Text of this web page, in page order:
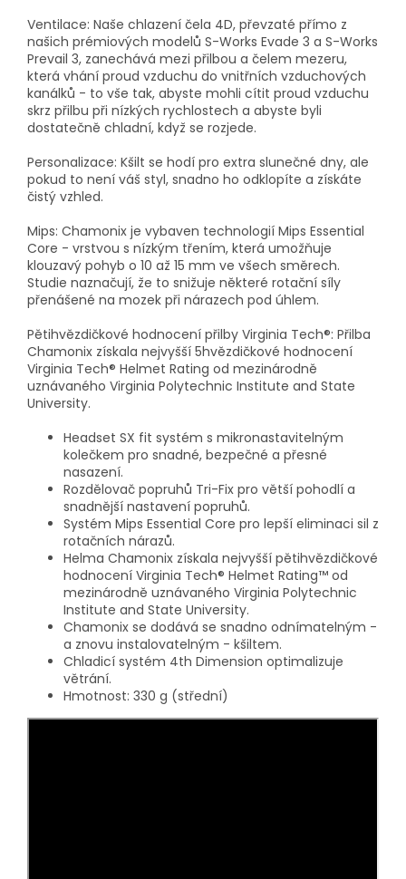
Ventilace: Naše chlazení čela 4D, převzaté přímo z
našich prémiových modelů S-Works Evade 3 a S-Works
Prevail 3, zanechává mezi přilbou a čelem mezeru,
která vhání proud vzduchu do vnitřních vzduchových
kanálků - to vše tak, abyste mohli cítit proud vzduchu
skrz přilbu při nízkých rychlostech a abyste byli
dostatečně chladní, když se rozjede.
Personalizace: Kšilt se hodí pro extra slunečné dny, ale
pokud to není váš styl, snadno ho odklopíte a získáte
čistý vzhled.
Mips: Chamonix je vybaven technologií Mips Essential
Core - vrstvou s nízkým třením, která umožňuje
klouzavý pohyb o 10 až 15 mm ve všech směrech.
Studie naznačují, že to snižuje některé rotační síly
přenášené na mozek při nárazech pod úhlem.
Pětihvězdičkové hodnocení přilby Virginia Tech®: Přilba
Chamonix získala nejvyšší 5hvězdičkové hodnocení
Virginia Tech® Helmet Rating od mezinárodně
uznávaného Virginia Polytechnic Institute and State
University.
Headset SX fit systém s mikronastavitelným
kolečkem pro snadné, bezpečné a přesné
nasazení.
Rozdělovač popruhů Tri-Fix pro větší pohodlí a
snadnější nastavení popruhů.
Systém Mips Essential Core pro lepší eliminaci sil z
rotačních nárazů.
Helma Chamonix získala nejvyšší pětihvězdičkové
hodnocení Virginia Tech® Helmet Rating™ od
mezinárodně uznávaného Virginia Polytechnic
Institute and State University.
Chamonix se dodává se snadno odnímatelným -
a znovu instalovatelným - kšiltem.
Chladicí systém 4th Dimension optimalizuje
větrání.
Hmotnost: 330 g (střední)